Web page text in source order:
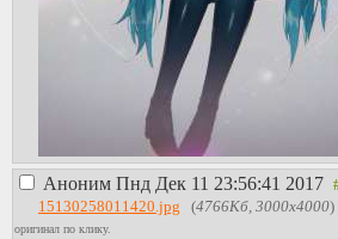
Аноним Пнд Дек 11 23:56:41 2017
15130258011420.jpg (4766Кб, 3000x4000)
оригинал по клику.